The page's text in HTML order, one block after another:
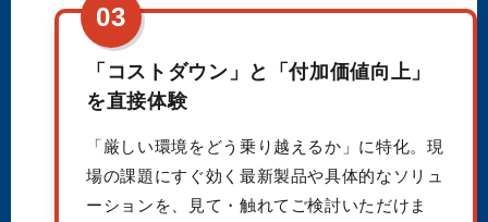
03
「コストダウン」と「付加価値向上」
を直接体験
「厳しい環境をどう乗り越えるか」に特化。現
場の課題にすぐ効く最新製品や具体的なソリュ
ーションを、見て・触れてご検討いただけま